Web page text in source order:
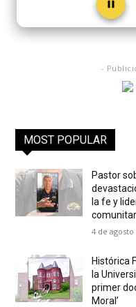
-
MOST POPULAR
Pastor
la fe y
4 de agosto
Histórica
la
primer
Moral’